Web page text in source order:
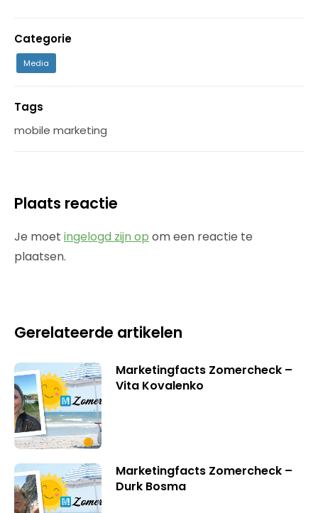
Categorie
Media
Tags
mobile marketing
Plaats reactie
Je moet ingelogd zijn op om een reactie te
plaatsen.
Gerelateerde artikelen
Marketingfacts Zomercheck –
Vita Kovalenko
Marketingfacts Zomercheck –
Durk Bosma